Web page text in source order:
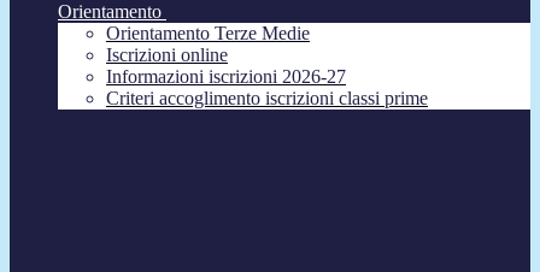
Orientamento
Orientamento Terze Medie
Iscrizioni online
Informazioni iscrizioni 2026-27
Criteri accoglimento iscrizioni classi prime